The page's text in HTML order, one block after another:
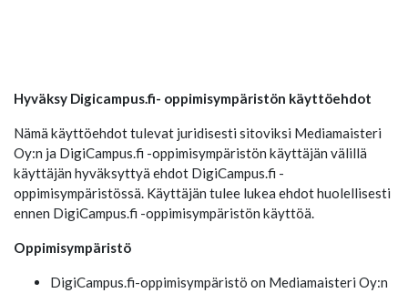
Hyväksy Digicampus.fi- oppimisympäristön käyttöehdot
Nämä käyttöehdot tulevat juridisesti sitoviksi Mediamaisteri
Oy:n ja DigiCampus.fi -oppimisympäristön käyttäjän välillä
käyttäjän hyväksyttyä ehdot DigiCampus.fi -
oppimisympäristössä. Käyttäjän tulee lukea ehdot huolellisesti
ennen DigiCampus.fi -oppimisympäristön käyttöä.
Oppimisympäristö
DigiCampus.fi-oppimisympäristö on Mediamaisteri Oy:n